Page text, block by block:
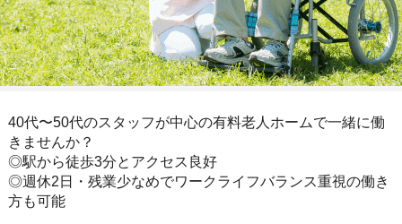
40代〜50代のスタッフが中心の有料老人ホームで一緒に働
きませんか？
◎駅から徒歩3分とアクセス良好
◎週休2日・残業少なめでワークライフバランス重視の働き
方も可能